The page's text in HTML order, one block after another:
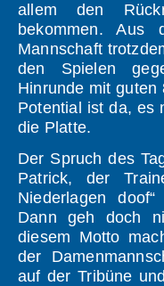
allem den
bekommen. Aus
Mannschaft
den Spielen
Hinrunde mit
Potential ist da, es
die Platte.
Der Spruch des
Patrick, der
Niederlagen
Dann geh doch
diesem Motto
der
auf der Tribüne